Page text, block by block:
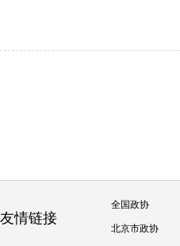
友情链接
全国政协
北京市政协